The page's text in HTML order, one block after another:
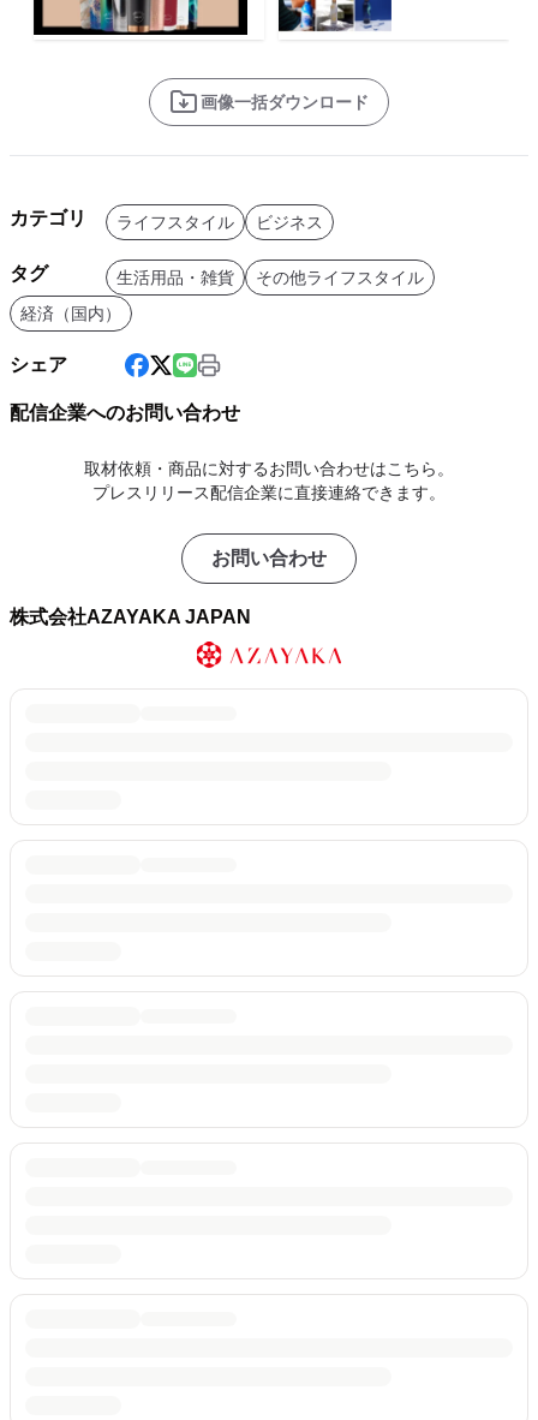
画像一括ダウンロード
カテゴリ ライフスタイル ビジネス
タグ 生活用品・雑貨
その他ライフスタイル
経済（国内）
シェア
配信企業へのお問い合わせ
取材依頼・商品に対するお問い合わせはこちら。
プレスリリース配信企業に直接連絡できます。
お問い合わせ
株式会社AZAYAKA JAPAN